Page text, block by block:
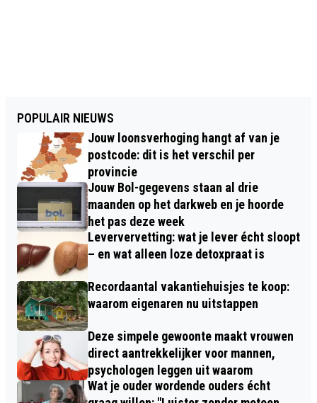
POPULAIR NIEUWS
Jouw loonsverhoging hangt af van je
postcode: dit is het verschil per
provincie
Jouw Bol-gegevens staan al drie
maanden op het darkweb en je hoorde
het pas deze week
Leververvetting: wat je lever écht sloopt
– en wat alleen loze detoxpraat is
Recordaantal vakantiehuisjes te koop:
waarom eigenaren nu uitstappen
Deze simpele gewoonte maakt vrouwen
direct aantrekkelijker voor mannen,
psychologen leggen uit waarom
Wat je ouder wordende ouders écht